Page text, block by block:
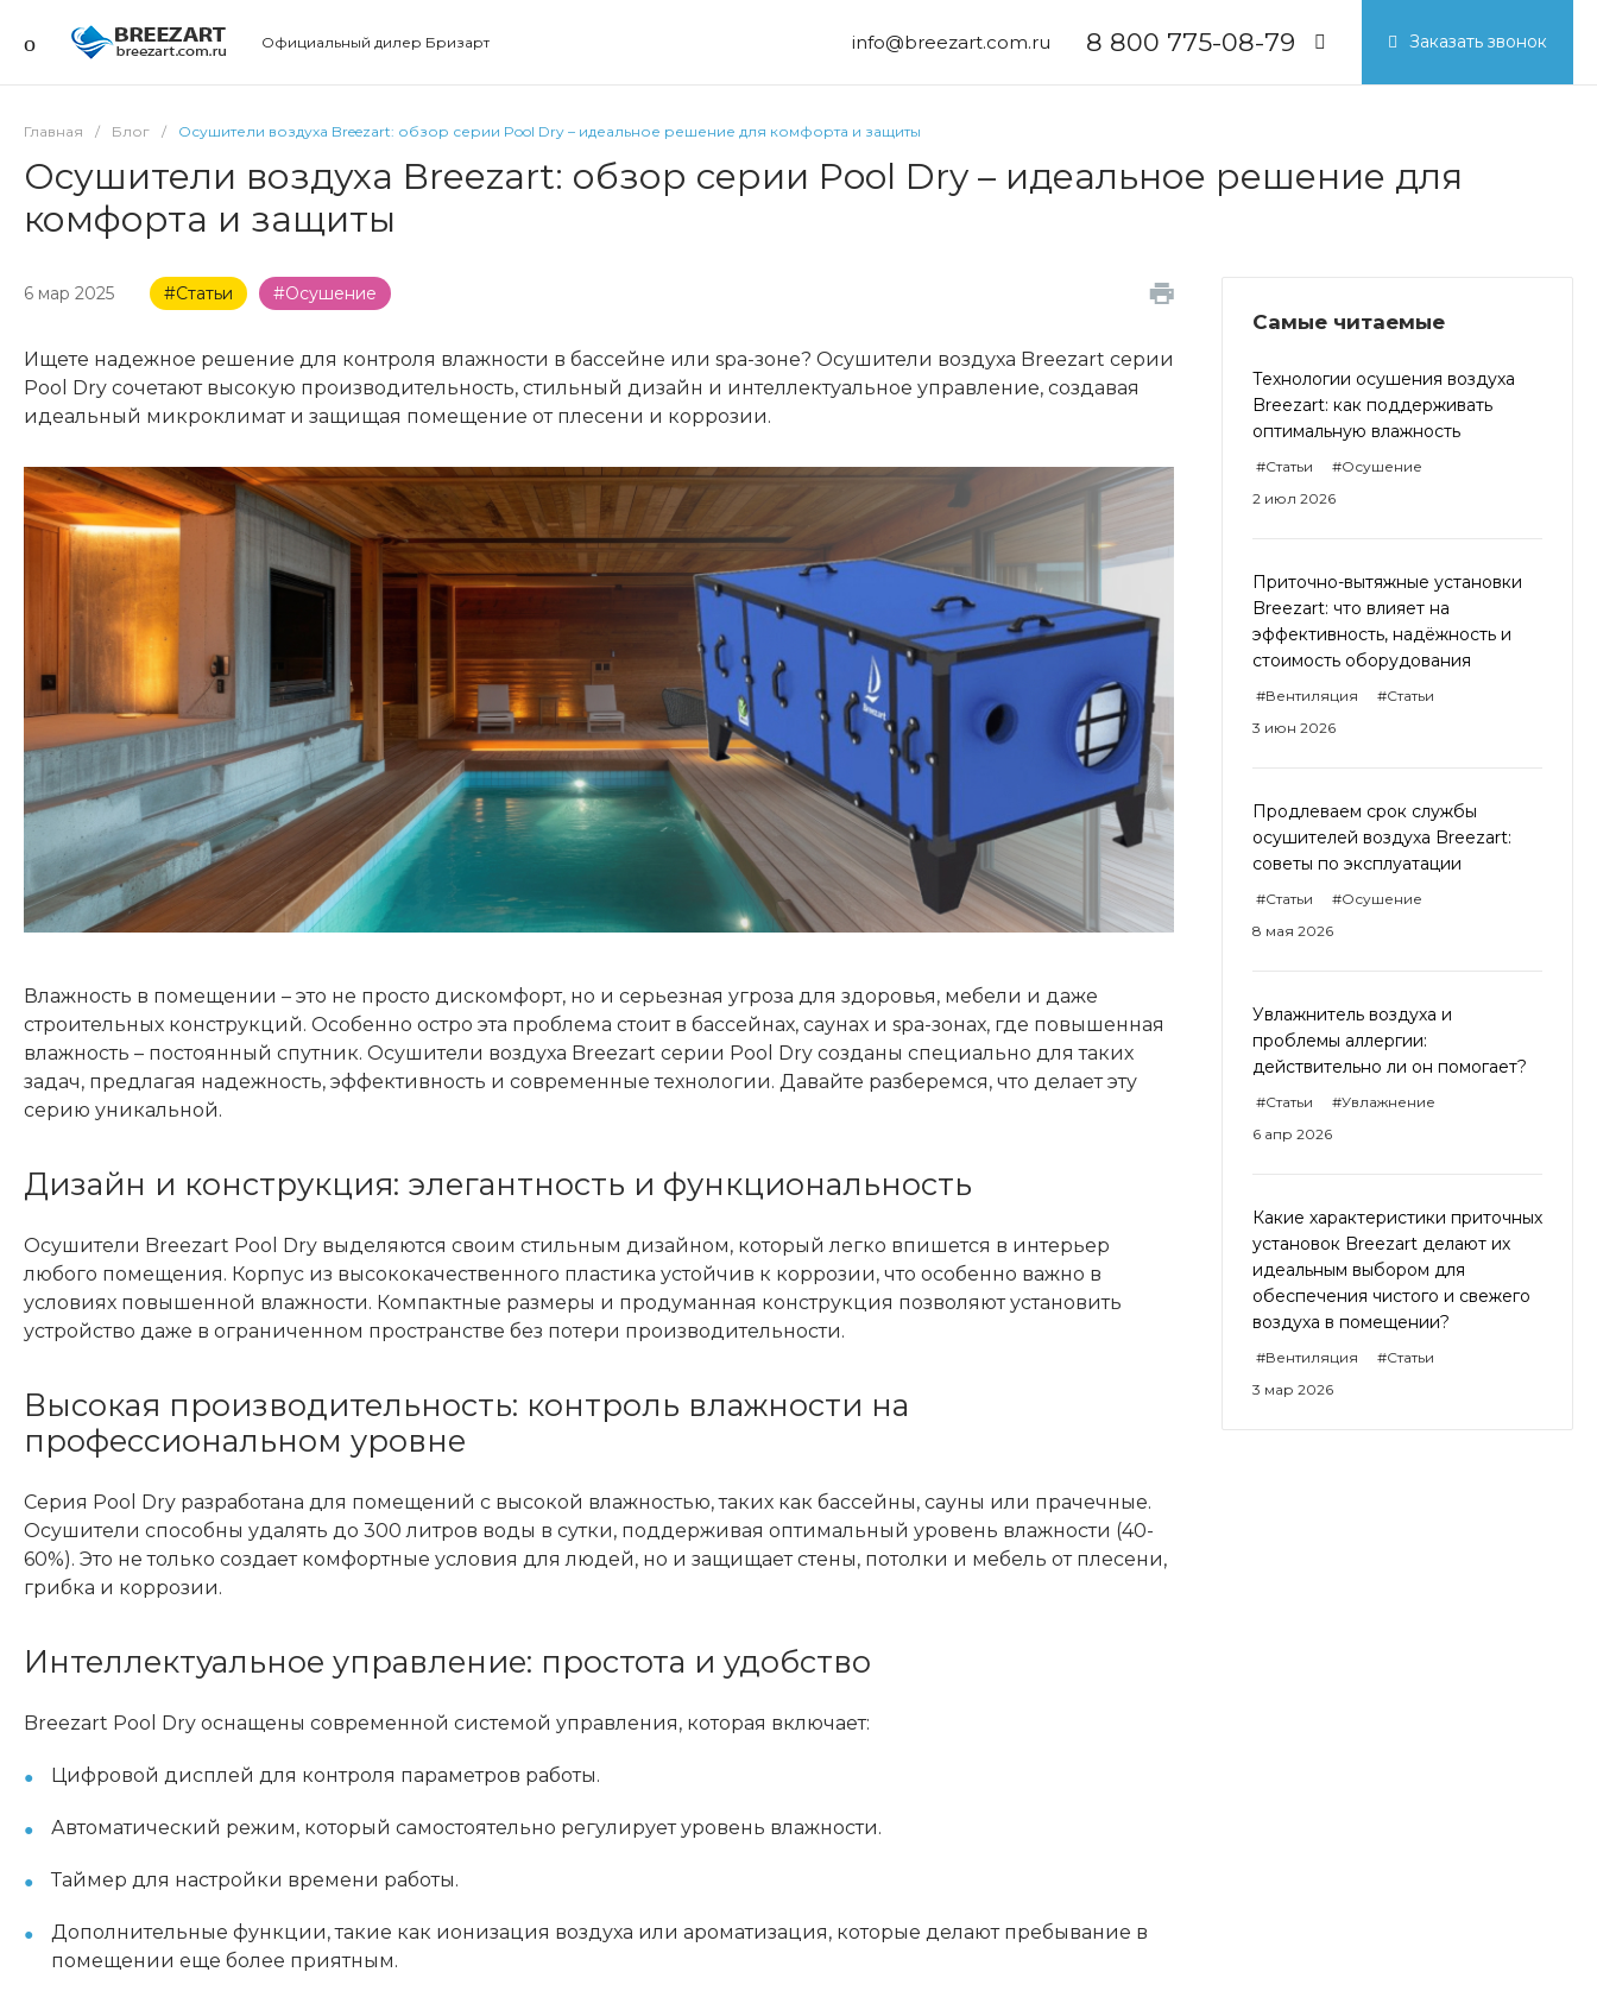
Официальный дилер Бризарт info@breezart.com.ru 8 800 775-08-79
Пн-Пт: 9:30-18:00
Заказать звонок
Главная / Блог / Осушители воздуха Breezart: обзор серии Pool Dry – идеальное решение для комфорта и защиты
Осушители воздуха Breezart: обзор серии Pool Dry – идеальное решение для
комфорта и защиты
Самые читаемые
Технологии осушения воздуха
Breezart: как поддерживать
оптимальную влажность
#Статьи
#Осушение
2 июл 2026
Приточно-вытяжные установки
Breezart: что влияет на
эффективность, надёжность и
стоимость оборудования
#Вентиляция
#Статьи
3 июн 2026
Продлеваем срок службы
осушителей воздуха Breezart:
советы по эксплуатации
#Статьи
#Осушение
8 мая 2026
Увлажнитель воздуха и
проблемы аллергии:
действительно ли он помогает?
#Статьи
#Увлажнение
6 апр 2026
Какие характеристики приточных
установок Breezart делают их
идеальным выбором для
обеспечения чистого и свежего
воздуха в помещении?
#Вентиляция
#Статьи
3 мар 2026
6 мар 2025 #Статьи #Осушение
Ищете надежное решение для контроля влажности в бассейне или spa-зоне? Осушители воздуха Breezart серии
Pool Dry сочетают высокую производительность, стильный дизайн и интеллектуальное управление, создавая
идеальный микроклимат и защищая помещение от плесени и коррозии.
Влажность в помещении – это не просто дискомфорт, но и серьезная угроза для здоровья, мебели и даже
строительных конструкций. Особенно остро эта проблема стоит в бассейнах, саунах и spa-зонах, где повышенная
влажность – постоянный спутник. Осушители воздуха Breezart серии Pool Dry созданы специально для таких
задач, предлагая надежность, эффективность и современные технологии. Давайте разберемся, что делает эту
серию уникальной.
Дизайн и конструкция: элегантность и функциональность
Осушители Breezart Pool Dry выделяются своим стильным дизайном, который легко впишется в интерьер
любого помещения. Корпус из высококачественного пластика устойчив к коррозии, что особенно важно в
условиях повышенной влажности. Компактные размеры и продуманная конструкция позволяют установить
устройство даже в ограниченном пространстве без потери производительности.
Высокая производительность: контроль влажности на
профессиональном уровне
Серия Pool Dry разработана для помещений с высокой влажностью, таких как бассейны, сауны или прачечные.
Осушители способны удалять до 300 литров воды в сутки, поддерживая оптимальный уровень влажности (40-
60%). Это не только создает комфортные условия для людей, но и защищает стены, потолки и мебель от плесени,
грибка и коррозии.
Интеллектуальное управление: простота и удобство
Breezart Pool Dry оснащены современной системой управления, которая включает:
Цифровой дисплей для контроля параметров работы.
Автоматический режим, который самостоятельно регулирует уровень влажности.
Таймер для настройки времени работы.
Дополнительные функции, такие как ионизация воздуха или ароматизация, которые делают пребывание в
помещении еще более приятным.